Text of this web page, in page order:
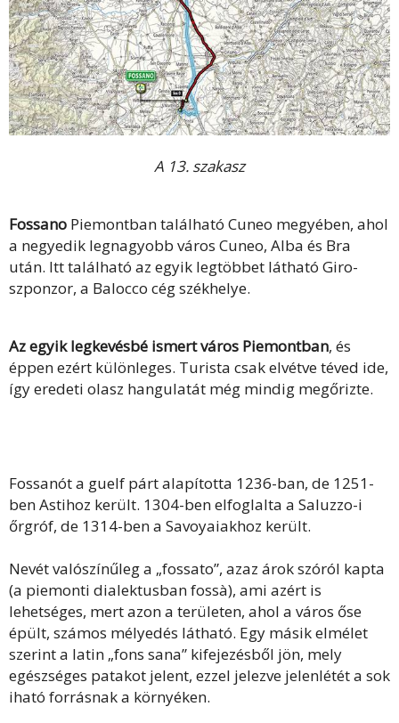
A 13. szakasz
Fossano Piemontban található Cuneo megyében, ahol
a negyedik legnagyobb város Cuneo, Alba és Bra
után. Itt található az egyik legtöbbet látható Giro-
szponzor, a Balocco cég székhelye.
Az egyik legkevésbé ismert város Piemontban, és
éppen ezért különleges. Turista csak elvétve téved ide,
így eredeti olasz hangulatát még mindig megőrizte.
Fossanót a guelf párt alapította 1236-ban, de 1251-
ben Astihoz került. 1304-ben elfoglalta a Saluzzo-i
őrgróf, de 1314-ben a Savoyaiakhoz került.
Nevét valószínűleg a „fossato”, azaz árok szóról kapta
(a piemonti dialektusban fossà), ami azért is
lehetséges, mert azon a területen, ahol a város őse
épült, számos mélyedés látható. Egy másik elmélet
szerint a latin „fons sana” kifejezésből jön, mely
egészséges patakot jelent, ezzel jelezve jelenlétét a sok
iható forrásnak a környéken.